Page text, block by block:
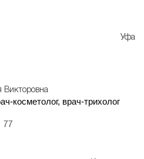
Уфа
Викторовна
косметолог, врач-трихолог
77